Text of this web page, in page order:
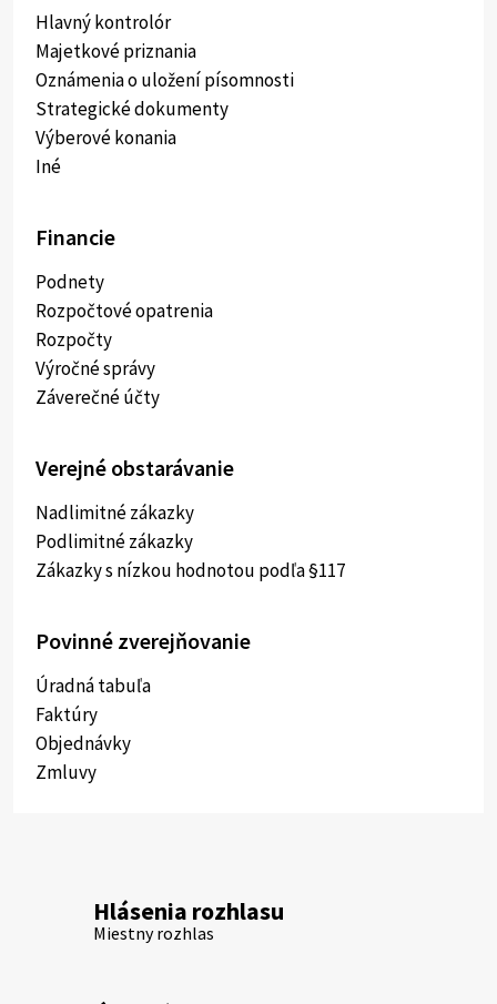
Hlavný kontrolór
Majetkové priznania
Oznámenia o uložení písomnosti
Strategické dokumenty
Výberové konania
Iné
Financie
Podnety
Rozpočtové opatrenia
Rozpočty
Výročné správy
Záverečné účty
Verejné obstarávanie
Nadlimitné zákazky
Podlimitné zákazky
Zákazky s nízkou hodnotou podľa §117
Povinné zverejňovanie
Úradná tabuľa
Faktúry
Objednávky
Zmluvy
Hlásenia rozhlasu
Miestny rozhlas